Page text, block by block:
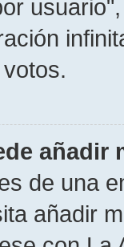
añadir
de una
añadir